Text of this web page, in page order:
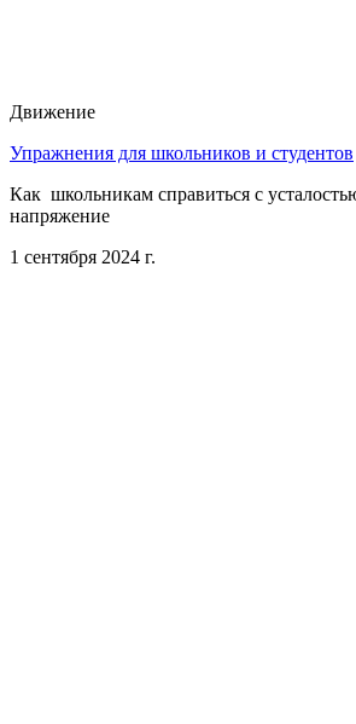
Движение
Упражнения для школьников и студентов
Как школьникам справиться с
напряжение
1 сентября 2024 г.